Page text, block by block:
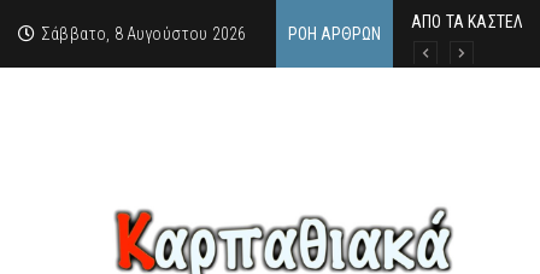
Σάββατο, 8 Αυγούστου 2026 ΡΟΉ ΆΡΘΡΩΝ
ΑΠΟ ΤΑ
Η άγνωστη
Νέος